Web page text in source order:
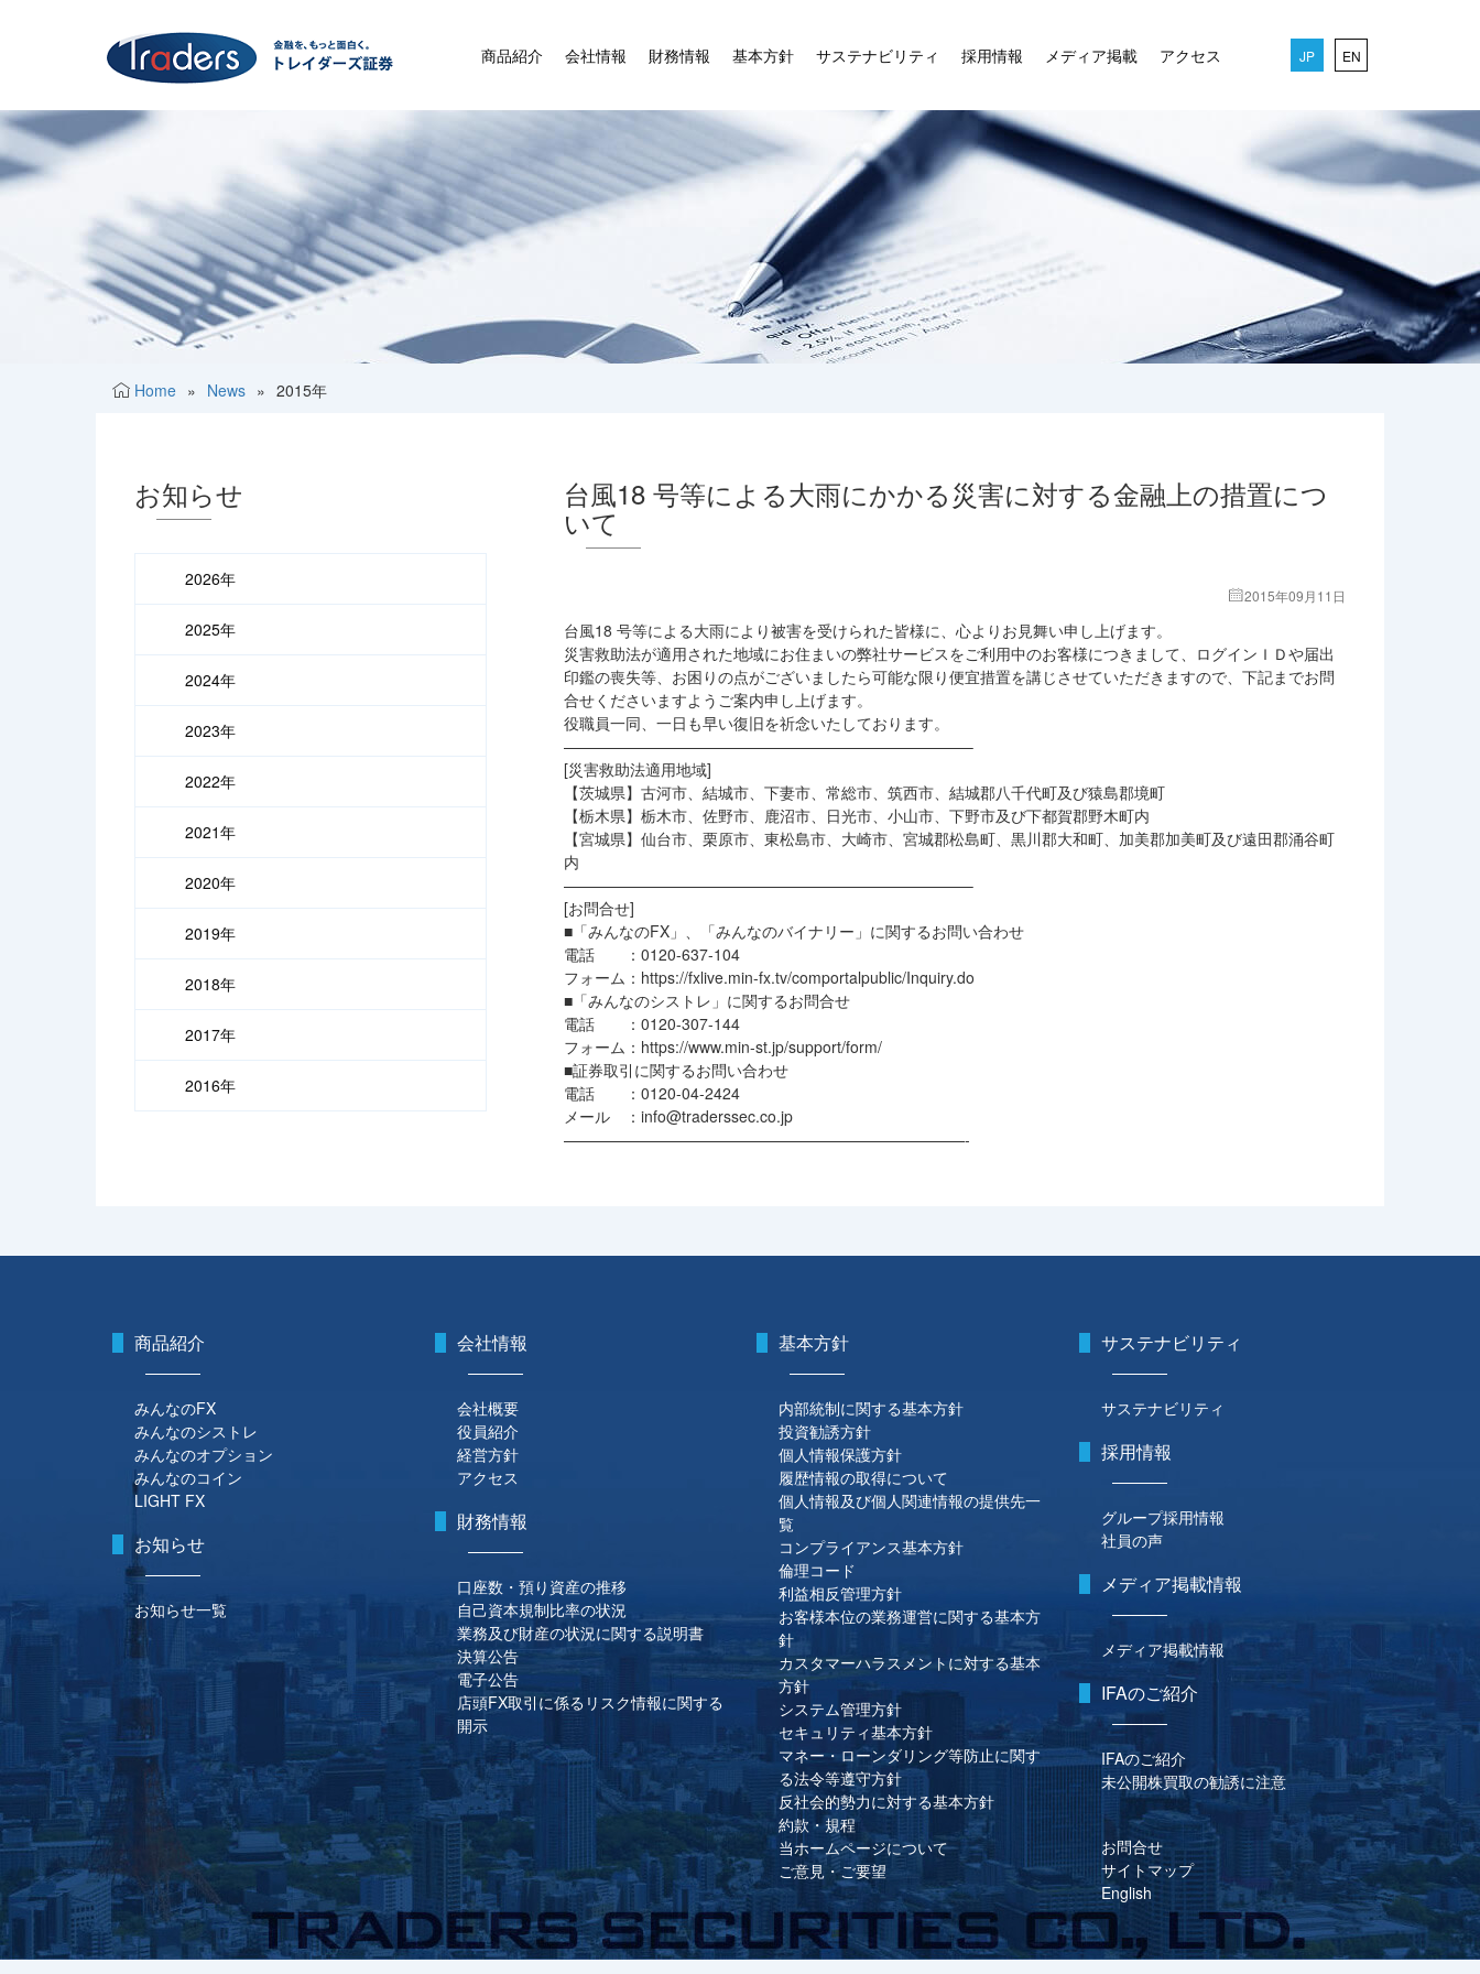
商品紹介 会社情報 財務情報 基本方針 サステナビリティ 採用情報 メディア掲載 アクセス JP EN
Home » News » 2015年
台風18 号等による大雨にかかる災害に対する金融上の措置につ
いて
2015年09月11日
台風18 号等による大雨により被害を受けられた皆様に、心よりお見舞い申し上げます。
災害救助法が適用された地域にお住まいの弊社サービスをご利用中のお客様につきまして、ログインＩＤや届出
印鑑の喪失等、お困りの点がございましたら可能な限り便宜措置を講じさせていただきますので、下記までお問
合せくださいますようご案内申し上げます。
役職員一同、一日も早い復旧を祈念いたしております。
——————————————————————————–
[災害救助法適用地域]
【茨城県】古河市、結城市、下妻市、常総市、筑西市、結城郡八千代町及び猿島郡境町
【栃木県】栃木市、佐野市、鹿沼市、日光市、小山市、下野市及び下都賀郡野木町内
【宮城県】仙台市、栗原市、東松島市、大崎市、宮城郡松島町、黒川郡大和町、加美郡加美町及び遠田郡涌谷町
内
——————————————————————————–
[お問合せ]
■「みんなのFX」、「みんなのバイナリー」に関するお問い合わせ
電話 ：0120-637-104
フォーム：https://fxlive.min-fx.tv/comportalpublic/Inquiry.do
■「みんなのシストレ」に関するお問合せ
電話 ：0120-307-144
フォーム：https://www.min-st.jp/support/form/
■証券取引に関するお問い合わせ
電話 ：0120-04-2424
メール ：info@traderssec.co.jp
——————————————————————————-
お知らせ
2026年
2025年
2024年
2023年
2022年
2021年
2020年
2019年
2018年
2017年
2016年
商品紹介
みんなのFX
みんなのシストレ
みんなのオプション
みんなのコイン
LIGHT FX
お知らせ
お知らせ一覧
会社情報
会社概要
役員紹介
経営方針
アクセス
財務情報
口座数・預り資産の推移
自己資本規制比率の状況
業務及び財産の状況に関する説明書
決算公告
電子公告
店頭FX取引に係るリスク情報に関する
開示
基本方針
内部統制に関する基本方針
投資勧誘方針
個人情報保護方針
履歴情報の取得について
個人情報及び個人関連情報の提供先一
覧
コンプライアンス基本方針
倫理コード
利益相反管理方針
お客様本位の業務運営に関する基本方
針
カスタマーハラスメントに対する基本
方針
システム管理方針
セキュリティ基本方針
マネー・ローンダリング等防止に関す
る法令等遵守方針
反社会的勢力に対する基本方針
約款・規程
当ホームページについて
ご意見・ご要望
サステナビリティ
サステナビリティ
採用情報
グループ採用情報
社員の声
メディア掲載情報
メディア掲載情報
IFAのご紹介
IFAのご紹介
未公開株買取の勧誘に注意
お問合せ
サイトマップ
English